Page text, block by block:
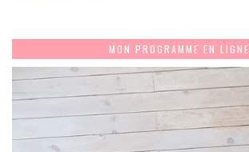
MON PROGRAMME EN LIGNE